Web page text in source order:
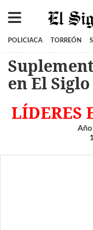
POLICIACA TORREÓN
en El
LÍDERES
Año